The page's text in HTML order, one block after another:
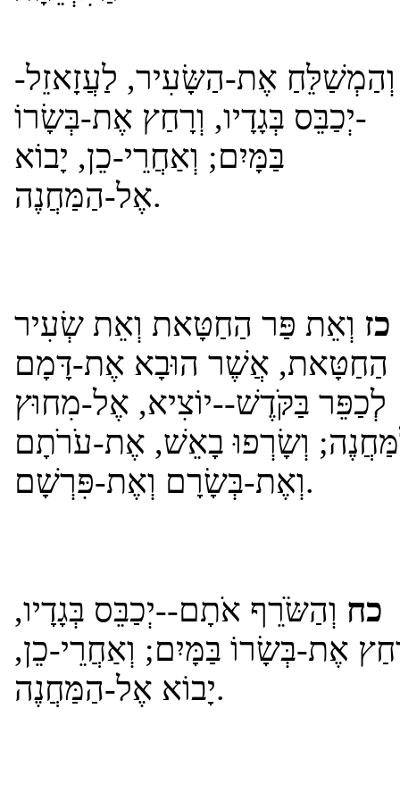
אֶת-הַשָּׂעִיר, לַעֲזָאזֵל-
-יְכַבֵּס בְּגָדָיו, וְרָחַץ אֶת-בְּשָׂרוֹ
בַּמָּיִם; וְאַחֲרֵי-כֵן, יָבוֹא
אֶל-הַמַּחֲנֶה.
כז וְאֵת פַּר הַחַטָּאת וְאֵת שְׂעִיר
הַחַטָּאת, אֲשֶׁר הוּבָא אֶת-דָּמָם
לְכַפֵּר בַּקֹּדֶשׁ--יוֹצִיא, אֶל-מִחוּץ
וְשָׂרְפוּ בָאֵשׁ, אֶת-עֹרֹתָם
וְאֶת-בְּשָׂרָם וְאֶת-פִּרְשָׁם.
כח וְהַשֹּׂרֵף אֹתָם--יְכַבֵּס בְּגָדָיו,
אֶת-בְּשָׂרוֹ בַּמָּיִם; וְאַחֲרֵי-כֵן,
יָבוֹא אֶל-הַמַּחֲנֶה.